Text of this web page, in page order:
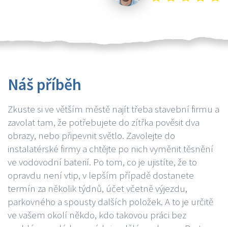
Náš příběh
Zkuste si ve větším městě najít třeba stavební firmu a
zavolat tam, že potřebujete do zítřka pověsit dva
obrazy, nebo připevnit světlo. Zavolejte do
instalatérské firmy a chtějte po nich vyměnit těsnění
ve vodovodní baterií. Po tom, co je ujistíte, že to
opravdu není vtip, v lepším případě dostanete
termín za několik týdnů, účet včetně výjezdu,
parkovného a spousty dalších položek. A to je určitě
ve vašem okolí někdo, kdo takovou práci bez